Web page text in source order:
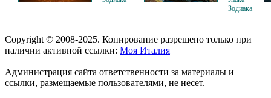
Зодиака
Copyright © 2008-2025. Копирование разрешено только при
наличии активной ссылки: Моя Италия
Администрация сайта ответственности за материалы и
ссылки, размещаемые пользователями, не несет.